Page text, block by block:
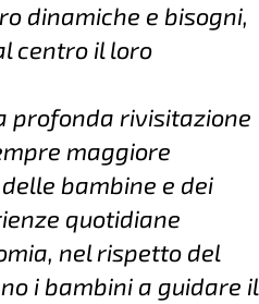
dinamiche e bisogni,
centro il loro
profonda rivisitazione
maggiore
bambine e dei
quotidiane
nel rispetto del
i bambini a guidare il